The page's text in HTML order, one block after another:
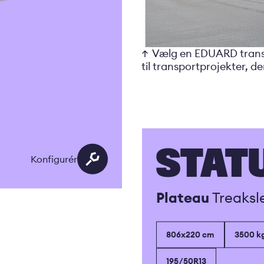
Vælg en EDUARD
til transportprojekter,
Konfigurér
Plateau
806x220 cm 3500
195/50R13